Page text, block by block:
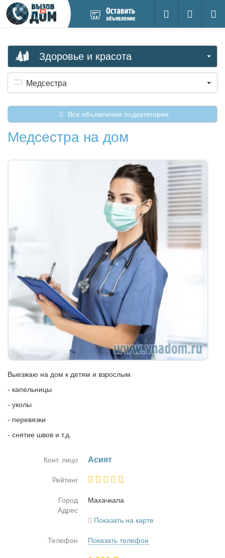
новое
Поиск
Вход на
Здоровье и красота
Медсестра
Все объявления подкатегории
Медсестра на дом
Выезжаю на дом к детям и взрослым.
- капельницы
- уколы
- перевязки
- снятие швов и т.д.
Конт. лицо Аси­ят
Рейтинг
Город
Ма­хач­ка­ла
Адрес
Показать на карте
Телефон Показать телефон